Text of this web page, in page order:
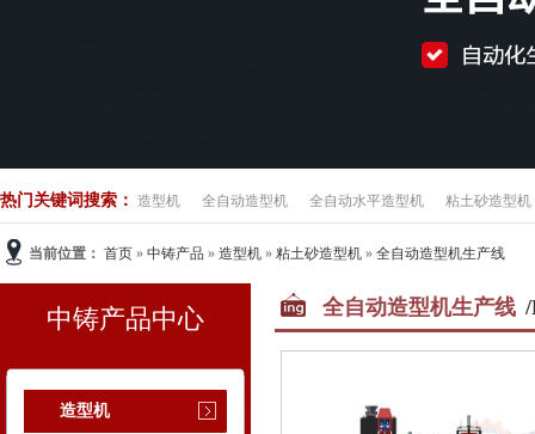
热门关键词搜索： 造型机 全自动造型机 全自动水平造型机 粘土砂造型机
当前位置： 首页 » 中铸产品 » 造型机 » 粘土砂造型机 » 全自动造型机生产线
中铸产品中心
造型机
全自动造型机生产线